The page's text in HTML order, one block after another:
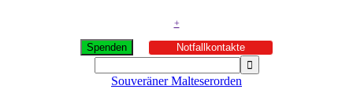
+
Spenden Notfallkontakte
Souveräner Malteserorden